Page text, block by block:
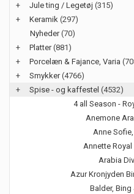
+
Jule ting / Legetøj (315)
+
Keramik (297)
Nyheder(70)
+
Platter(881)
+
Porcelæn & Fajance, Varia
+
Smykker(4766)
+
Spise - og kaffestel (4532)
4 all Season -
Anemone
Anne
Annette
Arabia
Azur Kronjyden
Balder, Bing